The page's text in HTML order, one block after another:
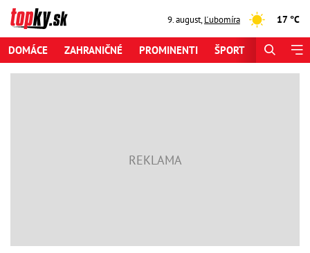
9. august,Ľubomíra 17 °C
DOMÁCE ZAHRANIČNÉ PROMINENTI ŠPORT